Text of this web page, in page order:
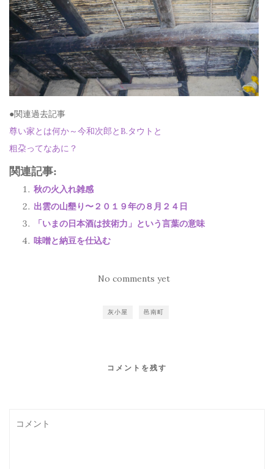
●関連過去記事
尊い家とは何か～今和次郎とB.タウトと
粗朶ってなあに？
関連記事:
秋の火入れ雑感
出雲の山墾り〜２０１９年の８月２４日
「いまの日本酒は技術力」という言葉の意味
味噌と納豆を仕込む
No comments yet
灰小屋 邑南町
コメントを残す